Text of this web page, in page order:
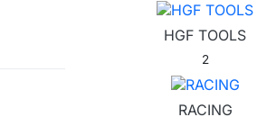
HGF TOOLS
2
RACING